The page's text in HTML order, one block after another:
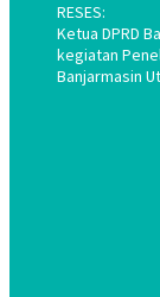
RESES:
Ketua DPRD
kegiatan
Banjarmasin